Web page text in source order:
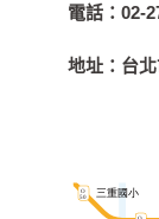
電話：02-
地址： 台